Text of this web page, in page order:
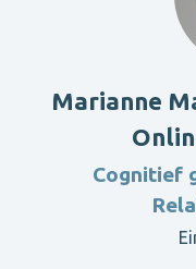
Marianne
Cognitief